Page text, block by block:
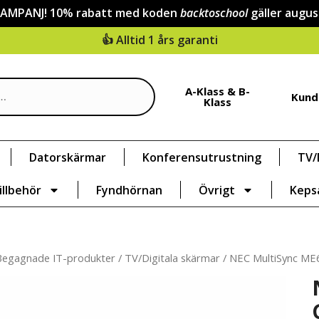
10% rabatt med koden backtoschool gäller
👍 Alltid 1 års garanti
A-Klass & B-
Klass
Datorskärmar Konferensutrustning
Fyndhörnan Övrigt
IT-produkter / TV/Digitala skärmar / NEC MultiSync